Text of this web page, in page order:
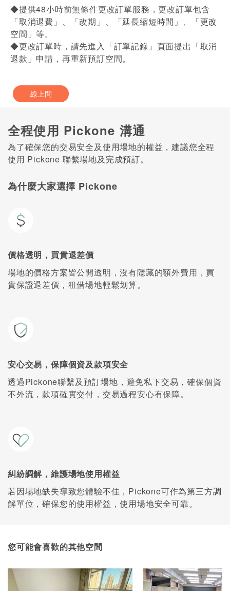
◆提供48小時前無條件更改訂單服務，更改訂單包含
「取消退費」、「改期」、「延長縮短時間」、「更改
空間」等。
◆更改訂單時，請先進入「訂單記錄」頁面提出「取消
退款」申請，再重新預訂空間。
線上問
全程使用 Pickone 溝通
為了確保您的交易安全及使用場地的權益，建議您全程
使用 Pickone 聯繫場地及完成預訂。
為什麼大家選擇 Pickone
價格透明，買貴退差價
場地的價格方案皆公開透明，沒有隱藏的額外費用，買
貴保證退差價，租借場地輕鬆划算。
安心交易，保障個資及款項安全
透過Pickone聯繫及預訂場地，避免私下交易，確保個資
不外流，款項確實交付，交易過程安心有保障。
糾紛調解，維護場地使用權益
若因場地缺失導致您體驗不佳，Pickone可作為第三方調
解單位，確保您的使用權益，使用場地安全可靠。
您可能會喜歡的其他空間